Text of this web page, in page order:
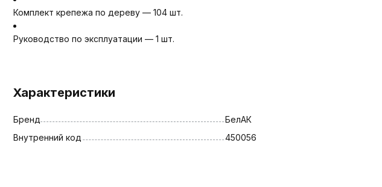
Комплект крепежа по дереву — 104 шт.
Руководство по эксплуатации — 1 шт.
Характеристики
Бренд
БелАК
Внутренний код
450056